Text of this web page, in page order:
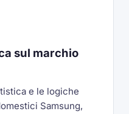
sul marchio
e le logiche
Samsung,